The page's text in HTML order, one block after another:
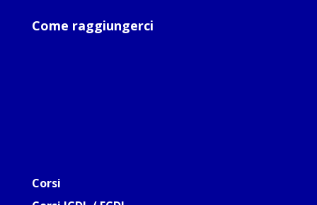
Come raggiungerci
Corsi